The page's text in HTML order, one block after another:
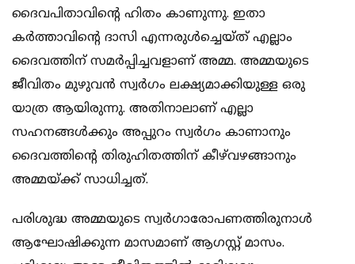
ദൈവപിതാവിന്റെ ഹിതം കാണുന്നു. ഇതാ
കര്‍ത്താവിന്റെ ദാസി എന്നരുള്‍ച്ചെയ്ത് എല്ലാം
ദൈവത്തിന് സമര്‍പ്പിച്ചവളാണ് അമ്മ. അമ്മയുടെ
ജീവിതം മുഴുവന്‍ സ്വര്‍ഗം ലക്ഷ്യമാക്കിയുള്ള ഒരു
യാത്ര ആയിരുന്നു. അതിനാലാണ് എല്ലാ
സഹനങ്ങള്‍ക്കും അപ്പുറം സ്വര്‍ഗം കാണാനും
ദൈവത്തിന്റെ തിരുഹിതത്തിന് കീഴ്‌വഴങ്ങാനും
അമ്മയ്ക്ക് സാധിച്ചത്.
പരിശുദ്ധ അമ്മയുടെ സ്വര്‍ഗാരോപണത്തിരുനാള്‍
ആഘോഷിക്കുന്ന മാസമാണ് ആഗസ്റ്റ് മാസം.